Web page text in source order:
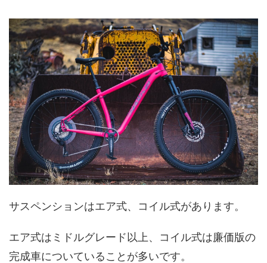
サスペンションはエア式、コイル式があります。
エア式はミドルグレード以上、コイル式は廉価版の
完成車についていることが多いです。